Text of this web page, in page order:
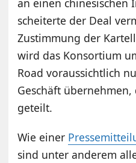
an einen chinesischen
scheiterte der Deal
Zustimmung der
wird das Konsortium
Road voraussichtlich
Geschäft
geteilt.
Wie einer
sind unter anderem